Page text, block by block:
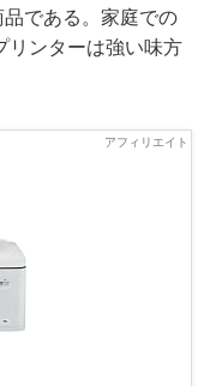
である。家庭での
リンターは強い味方